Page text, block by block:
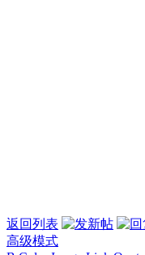
返回列表
高级模式